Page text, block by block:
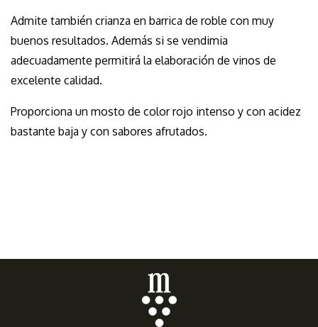
Admite también crianza en barrica de roble con muy
buenos resultados. Además si se vendimia
adecuadamente permitirá la elaboración de vinos de
excelente calidad.
Proporciona un mosto de color rojo intenso y con acidez
bastante baja y con sabores afrutados.